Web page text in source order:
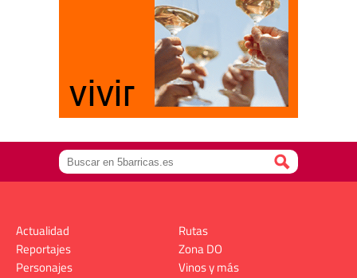
Actualidad
Reportajes
Personajes
Rutas
Zona DO
Vinos y más